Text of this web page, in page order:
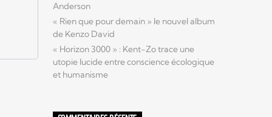
Anderson
« Rien que pour demain » le nouvel album
de Kenzo David
« Horizon 3000 » : Kent-Zo trace une
utopie lucide entre conscience écologique
et humanisme